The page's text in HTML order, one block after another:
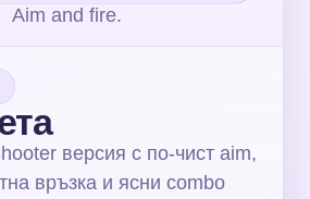
Aim and fire.
версия с по-чист aim,
връзка и ясни combo